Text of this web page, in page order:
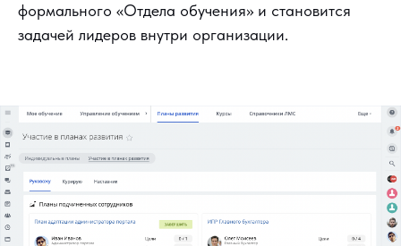
формального «Отдела обучения» и становится
задачей лидеров внутри организации.